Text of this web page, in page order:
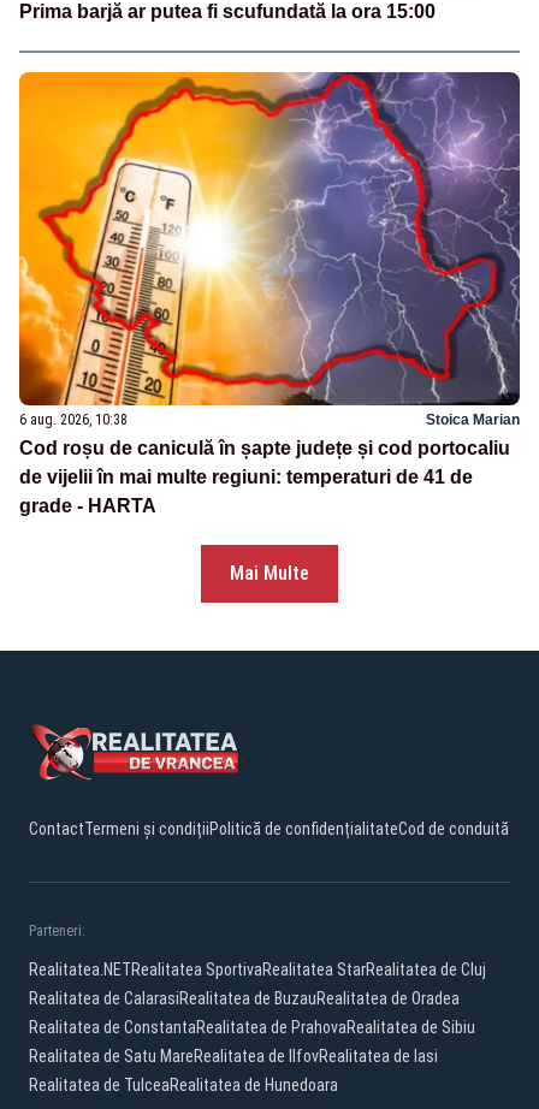
Prima barjă ar putea fi scufundată la ora 15:00
6 aug. 2026, 10:38 Stoica Marian
Cod roșu de caniculă în șapte județe și cod portocaliu
de vijelii în mai multe regiuni: temperaturi de 41 de
grade - HARTA
Mai Multe
ContactTermeni și condițiiPolitică de confidențialitateCod de conduită
Parteneri:
Realitatea.NETRealitatea SportivaRealitatea StarRealitatea de Cluj
Realitatea de CalarasiRealitatea de BuzauRealitatea de Oradea
Realitatea de ConstantaRealitatea de PrahovaRealitatea de Sibiu
Realitatea de Satu MareRealitatea de IlfovRealitatea de Iasi
Realitatea de TulceaRealitatea de Hunedoara